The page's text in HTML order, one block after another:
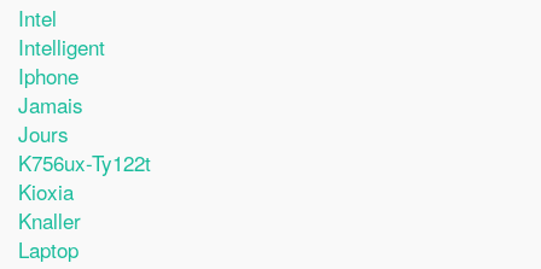
Intel
Intelligent
Iphone
Jamais
Jours
K756ux-Ty122t
Kioxia
Knaller
Laptop